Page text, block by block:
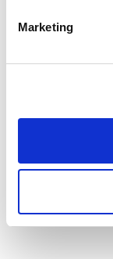
Marketing